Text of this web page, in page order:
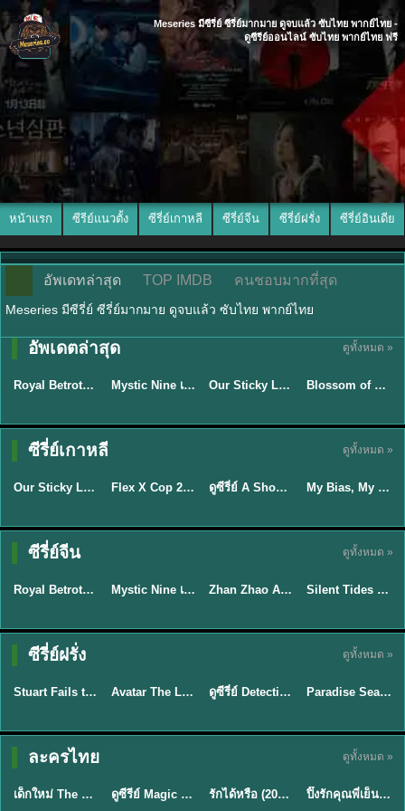
Meseries มีซีรี่ย์ ซีรี่ย์มากมาย ดูจบแล้ว ซับไทย พากย์ไทย -
ดูซีรีย์ออนไลน์ ซับไทย พากย์ไทย ฟรี
หน้าแรก ซีรีย์แนวตั้ง ซีรี่ย์เกาหลี ซีรี่ย์จีน ซีรี่ย์ฝรั่ง ซีรี่ย์อินเดีย
อัพเดทล่าสุด TOP IMDB คนชอบมากที่สุด
Meseries มีซีรี่ย์ ซีรี่ย์มากมาย ดูจบแล้ว ซับไทย พากย์ไทย
อัพเดตล่าสุด ดูทั้งหมด »
★9
ซับไทย
Royal Betrothal (2026) สัญญาวิวาห์แห่งราชวงศ์ พากย์ไทย ซับไทย EP1-32 ★9
พากย์ไทย/ซับ
Mystic Nine เก้าสกุล (2026) พากย์ไทย ซับไทย EP.1-30 ★6 Our Sticky Love รักติดหนึบ (2026) พากย์ไทย ซับไทย EP.1-12
ซับไทย
Blossom of Power (2026) บุหงาซ่อนคม พากย์ไทย ซับไทย EP1-36
ซีรี่ย์เกาหลี ดูทั้งหมด »
★6
ซับไทย
Our Sticky Love รักติดหนึบ (2026) พากย์ไทย ซับไทย EP.1-12 ★8 Flex X Cop 2 คุณชายสายสืบ ซีซั่น 2 (2026) พากย์ไทย ซับไทย EP.1-14 ★8 EP.16ดูซีรี่ย์ A Shop for Killers 2 ร้านลับนักฆ่า ซีซัน 2 (2026) ซับไทย-พากย์ไทย
ซับไทย
My Bias, My Boss เมื่อเมนฉันเป็นประธานบริษัท (2026) พากย์ไทย ซับไทย EP.1-12
ซีรี่ย์จีน ดูทั้งหมด »
★9
ซับไทย
Royal Betrothal (2026) สัญญาวิวาห์แห่งราชวงศ์ พากย์ไทย ซับไทย EP1-32 ★9 Mystic Nine เก้าสกุล (2026) พากย์ไทย ซับไทย EP.1-30 ★5 Zhan Zhao Adventures จั่นเจาตะลุยยุทธภพ (2026) พากย์ไทย ซับไทย EP.1-37 (จบ) ★9.5
พากย์ไทย
Silent Tides คลื่นลมลวง (2025) พากย์ไทย ซับไทย EP.1-31
ซีรี่ย์ฝรั่ง ดูทั้งหมด »
★9.3
พากย์ไทย
Stuart Fails to Save the Universe สจ๊วตล่มแผนกู้จักรวาล (2026) พากย์ไทย ซับไทย EP.1-10 ★7.8 EP.7Avatar The Last Airbender 2 เณรน้อยเจ้าอภินิหาร พากย์ไทย EP.9ดูซีรี่ย์ Detective Hole (2026) พากย์ไทย HD ฟรี อัปเดตล่าสุด Netflix EP.8
พากย์ไทย
Paradise Season 2 (2026) พากย์ไทย EP1-8 ดูซีรี่ย์ฝรั่ง HD ครบทุกตอน
ละครไทย ดูทั้งหมด »
★ 8 EP.6
พากย์ไทย
เด็กใหม่ The Reset 2026 EP1-6 พากย์ไทย ดูซีรี่ย์ Netflix ล่าสุด HD ดูซีรีย์ Magic Move (2026) ทำนายทายรัก Thai EP.1-10 HD รักได้หรือ (2026) YOUNG Let's Begin Again พากย์ไทย EP.1-19 ★8
พากย์ไทย
ปิ๊งรักคุณพี่เย็นชา (2026) Frozen Valentine EP.1-10 (จบ)